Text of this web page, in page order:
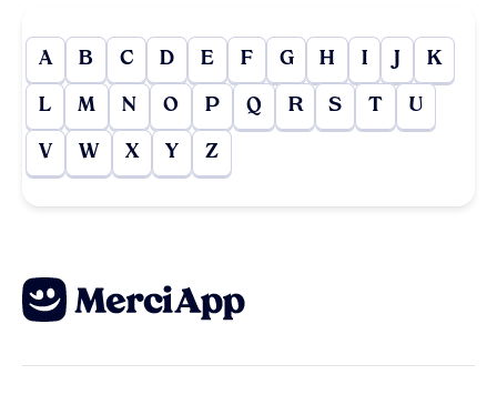
A B C D E F G H I J K
L M N O P Q R S T U
V W X Y Z